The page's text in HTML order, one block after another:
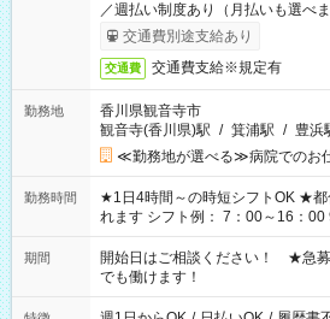
／週払い制度あり（月払いも選べ
了次第のお支払いとなります。
交通費別途支給あり
交通費 交通費支給※規定有
勤務地
香川県観音寺市
観音寺(香川県)駅 / 箕浦駅 / 豊浜
≪勤務地が選べる≫病院でのお仕
勤務時間
★1日4時間～の時短シフトOK ★都合に合わせてシフトが決めら
れます シフト例： 7：00～16：
18：00 11：00～20：00 など ※Wワークの場合、他のお仕事と
合わせ週40時間超の就業はご案内
週20時間以上勤務は社会保険への
派遣法（日雇い派遣の原則禁止）
業はご案内が難しい場合があります
期間
開始日はご相談ください！ ★急
でも働けます！